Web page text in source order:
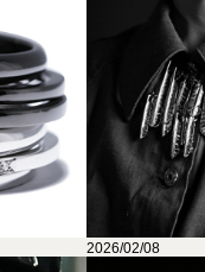
2026/02/08